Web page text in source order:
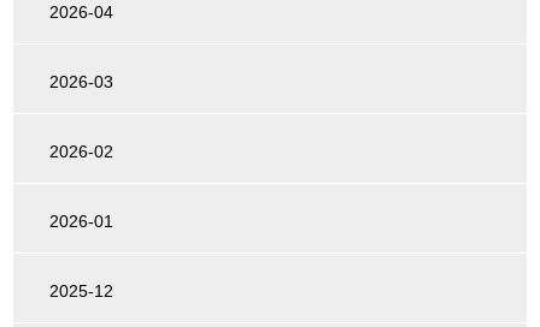
2026-04
2026-03
2026-02
2026-01
2025-12